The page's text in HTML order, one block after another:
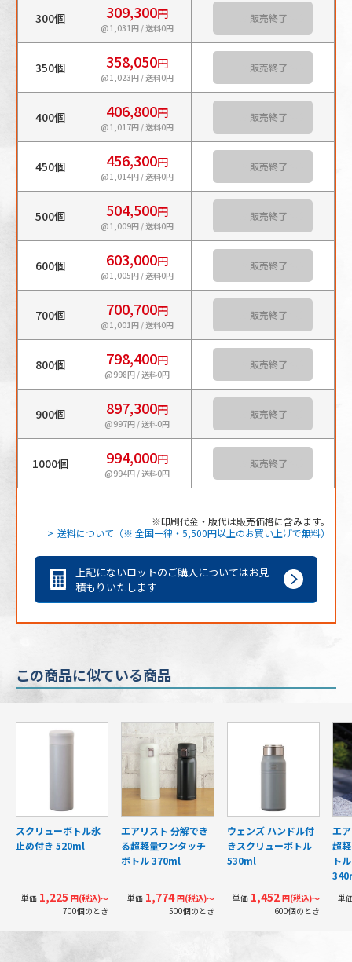
300個 309,300円
@1,031円 / 送料0円
カートに入れる
350個 358,050円
@1,023円 / 送料0円
カートに入れる
400個 406,800円
@1,017円 / 送料0円
カートに入れる
450個 456,300円
@1,014円 / 送料0円
カートに入れる
500個 504,500円
@1,009円 / 送料0円
カートに入れる
600個 603,000円
@1,005円 / 送料0円
カートに入れる
700個 700,700円
@1,001円 / 送料0円
カートに入れる
800個 798,400円
@998円 / 送料0円
カートに入れる
900個 897,300円
@997円 / 送料0円
カートに入れる
1000個 994,000円
@994円 / 送料0円
カートに入れる
印刷代金・版代は販売価格に含みます。
送料について（※ 全国一律・5,500円以上のお買い上げで無料）
上記にないロットのご購入についてはお見
積もりいたします
この商品に似ている商品
スクリューボトル氷
止め付き 520ml
単価 1,225円(税込)〜
700個のとき
エアリスト 分解でき
る超軽量ワンタッチ
ボトル 370ml
単価1,774円(税込)〜
500個のとき
ウェンズ ハンドル付
きスクリューボトル
530ml
単価1,452 円(税込)〜
600個のとき
エ
超
ト
単